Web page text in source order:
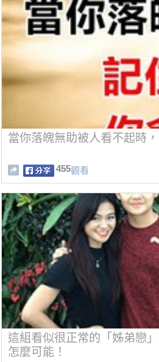
當你落魄無助被人看不起時
455觀看
這組看似很正常的「姊弟戀
怎麼可能！